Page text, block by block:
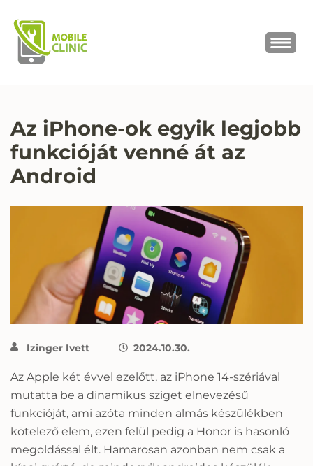
Az iPhone-ok egyik legjobb
funkcióját venné át az
Android
Izinger Ivett 2024.10.30.
Az Apple két évvel ezelőtt, az iPhone 14-szériával
mutatta be a dinamikus sziget elnevezésű
funkcióját, ami azóta minden almás készülékben
kötelező elem, ezen felül pedig a Honor is hasonló
megoldással élt. Hamarosan azonban nem csak a